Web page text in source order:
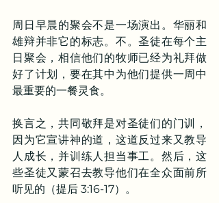
周日早晨的聚会不是一场演出。华丽和
雄辩并非它的标志。不。圣徒在每个主
日聚会，相信他们的牧师已经为礼拜做
好了计划，要在其中为他们提供一周中
最重要的一餐灵食。
换言之，共同敬拜是对圣徒们的门训，
因为它宣讲神的道，这道反过来又教导
人成长，并训练人担当事工。然后，这
些圣徒又蒙召去教导他们在全众面前所
听见的（提后 3:16-17）。